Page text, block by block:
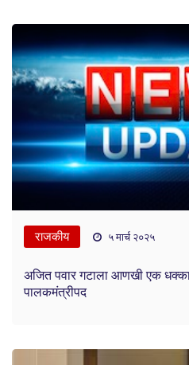
राजकीय ५ मार्च २०२५
अजित पवार गटाला आणखी एक
पालकमंत्रीपद